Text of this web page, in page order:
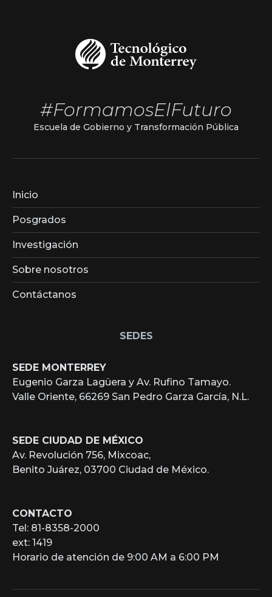
#FormamosElFuturo
Escuela de Gobierno y Transformación Pública
Inicio
Posgrados
Investigación
Sobre nosotros
Contáctanos
SEDES
SEDE MONTERREY
Eugenio Garza Lagüera y Av. Rufino Tamayo.
Valle Oriente, 66269 San Pedro Garza García, N.L.
SEDE CIUDAD DE MÉXICO
Av. Revolución 756, Mixcoac,
Benito Juárez, 03700 Ciudad de México.
CONTACTO
Tel: 81-8358-2000
ext: 1419
Horario de atención de 9:00 AM a 6:00 PM